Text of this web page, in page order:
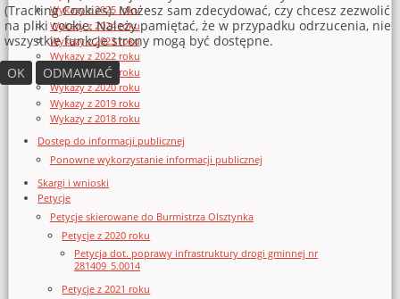
Wykazy z 2025 roku
Wykazy z 2024 roku
Wykazy z 2023 roku
Wykazy z 2022 roku
Wykazy z 2021 roku
Wykazy z 2020 roku
Wykazy z 2019 roku
Wykazy z 2018 roku
Dostęp do informacji publicznej
Ponowne wykorzystanie informacji publicznej
Skargi i wnioski
Petycje
Petycje skierowane do Burmistrza Olsztynka
Petycje z 2020 roku
Petycja dot. poprawy infrastruktury drogi gminnej nr
281409_5.0014
Petycje z 2021 roku
(Tracking Cookies). Możesz sam zdecydować, czy chcesz zezwolić
na pliki cookie. Należy pamiętać, że w przypadku odrzucenia, nie
wszystkie funkcje strony mogą być dostępne.
OK
ODMAWIAĆ